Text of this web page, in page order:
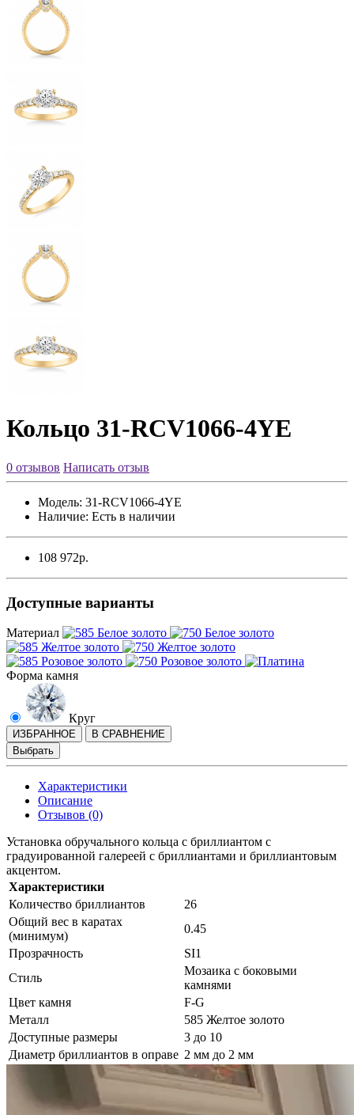
Кольцо 31-RCV1066-4YE
0 отзывов Написать отзыв
Модель: 31-RCV1066-4YE
Наличие: Есть в наличии
108 972р.
Доступные варианты
Материал
Форма камня
Круг
ИЗБРАННОЕ
В СРАВНЕНИЕ
Выбрать
Характеристики
Описание
Отзывов (0)
Установка обручального кольца с бриллиантом с
градуированной галереей с бриллиантами и бриллиантовым
акцентом.
Характеристики
Количество бриллиантов
26
Общий вес в каратах
(минимум)
0.45
Прозрачность
SI1
Стиль
Мозаика с боковыми
камнями
Цвет камня
F-G
Металл
585 Желтое золото
Доступные размеры
3 до 10
Диаметр бриллиантов в оправе 2 мм до 2 мм